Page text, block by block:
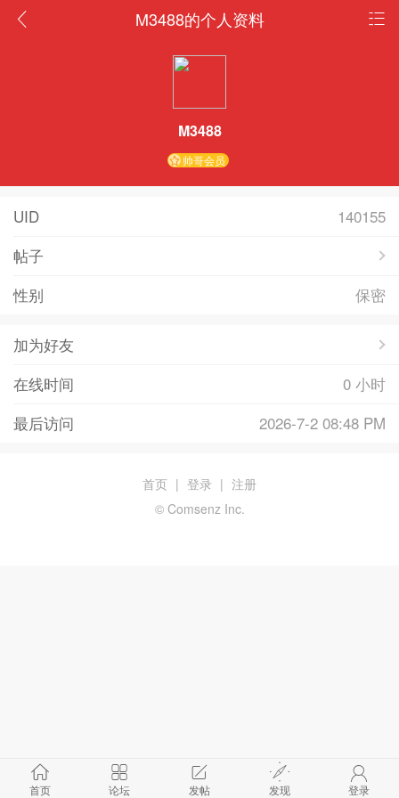
M3488的个人资料
M3488
帅哥会员
UID
140155
帖子
性别
保密
加为好友
在线时间
0 小时
最后访问
2026-7-2 08:48 PM
首页 论坛 发帖 发现 登录
首页 | 登录 | 注册
© Comsenz Inc.